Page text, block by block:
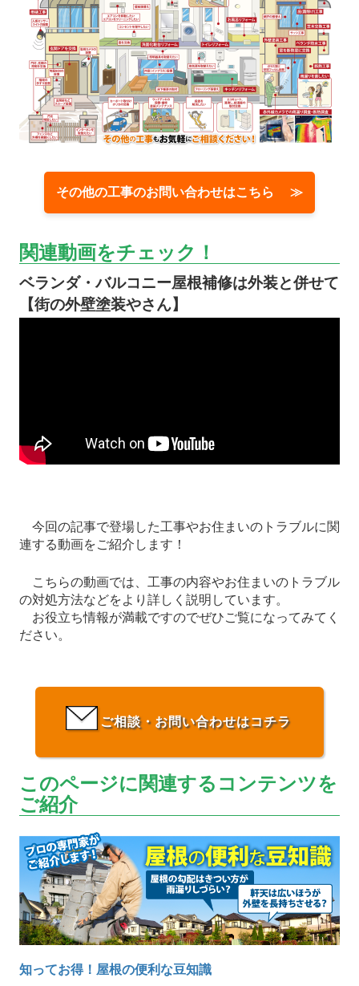
その他の工事のお問い合わせはこちら ≫
関連動画をチェック！
ベランダ・バルコニー屋根補修は外装と併せて
【街の外壁塗装やさん】
今回の記事で登場した工事やお住まいのトラブルに関
連する動画をご紹介します！
こちらの動画では、工事の内容やお住まいのトラブル
の対処方法などをより詳しく説明しています。
お役立ち情報が満載ですのでぜひご覧になってみてく
ださい。
ご相談・お問い合わせはコチラ
このページに関連するコンテンツを
ご紹介
知ってお得！屋根の便利な豆知識